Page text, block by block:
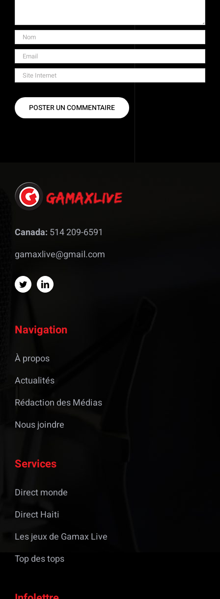
Canada: 514 209-6591
gamaxlive@gmail.com
Navigation
À propos
Actualités
Rédaction des Médias
Nous joindre
Services
Direct monde
Direct Haiti
Les jeux de Gamax Live
Top des tops